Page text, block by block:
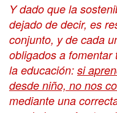
Y dado que la
dejado de decir, es
conjunto, y de cada
obligados a fomentar
la educación: si
desde niño, no nos
mediante una